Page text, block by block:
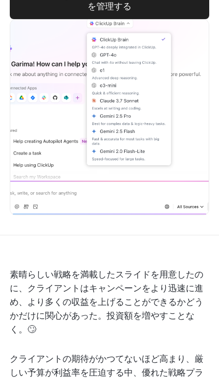
を管理する
素晴らしい戦略を満載したスライドを用意したの
に、クライアントはキャンペーンをより迅速に進
め、より多くの収益を上げることができるかどう
かだけに関心があった。投資額を増やすことな
く。🙄
クライアントの期待がかつてないほど高まり、厳
しい予算が利益率を圧迫する中、優れた戦略プラ